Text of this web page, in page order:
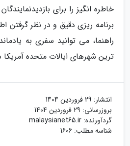
خاطره انگیز را برای
برنامه ریزی دقیق و در نظر گرفتن
راهنما، می توانید سفری به
ترین شهرهای ایالات متحده آمریکا
انتشار: 29 فروردین 1404
بروزرسانی: 29 فروردین 1404
گردآورنده: malaysianet65.ir
شناسه مطلب: 1606